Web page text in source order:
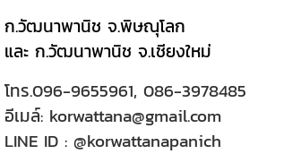
ก.วัฒนาพานิช จ.พิษณุโลก
และ ก.วัฒนาพานิช จ.เชียงใหม่
โทร.096-9655961, 086-3978485
อีเมล์: korwattana@gmail.com
LINE ID : @korwattanapanich